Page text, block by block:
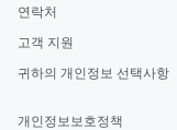
연락처
고객 지원
귀하의 개인정보 선택사항
개인정보보호정책